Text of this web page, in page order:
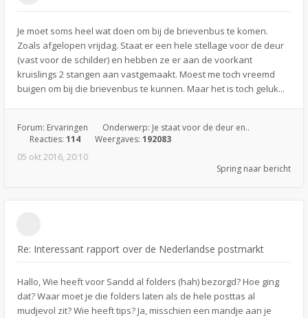
Je moet soms heel wat doen om bij de brievenbus te komen.
Zoals afgelopen vrijdag. Staat er een hele stellage voor de deur
(vast voor de schilder) en hebben ze er aan de voorkant
kruislings 2 stangen aan vastgemaakt. Moest me toch vreemd
buigen om bij die brievenbus te kunnen. Maar het is toch geluk...
Forum: Ervaringen Onderwerp: Je staat voor de deur en..
Reacties: 114 Weergaves: 192083
05 okt 2016, 20:10
Spring naar bericht
Re: Interessant rapport over de Nederlandse postmarkt
Hallo, Wie heeft voor Sandd al folders (hah) bezorgd? Hoe ging
dat? Waar moet je die folders laten als de hele posttas al
mudjevol zit? Wie heeft tips? Ja, misschien een mandje aan je